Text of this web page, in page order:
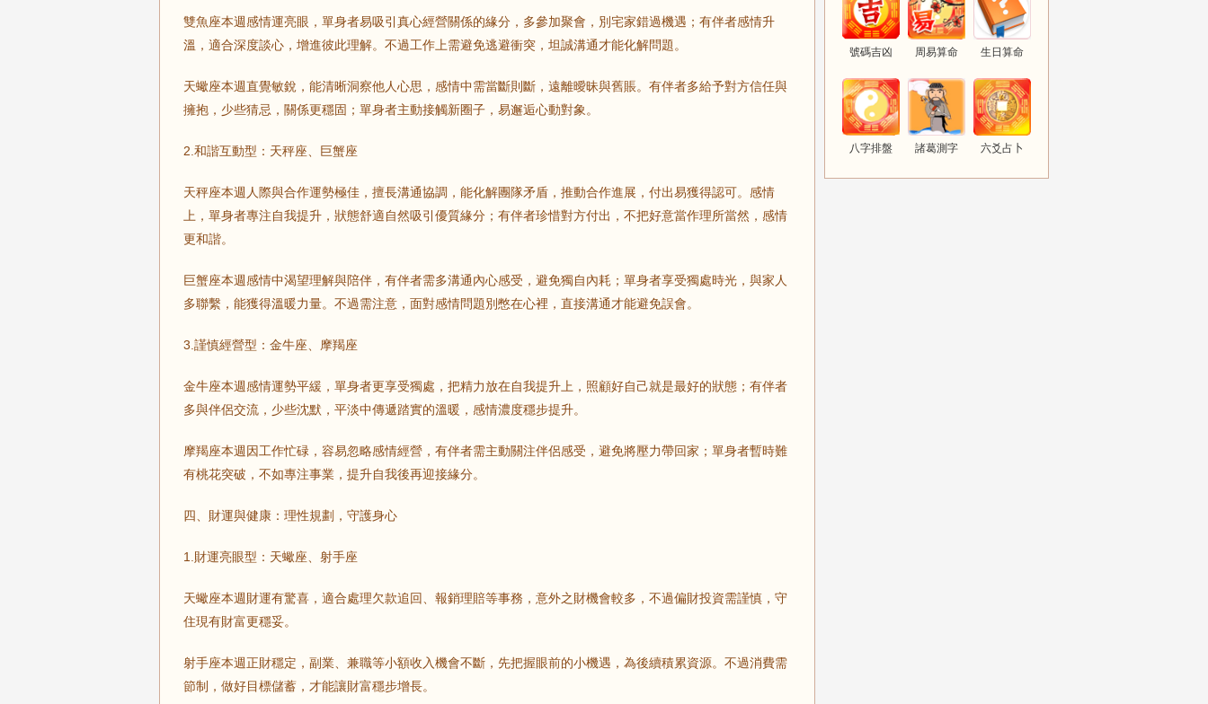
雙魚座本週感情運亮眼，單身者易吸引真心經營關係的緣分，多參加聚會，別宅家錯過機遇；有伴者感情升
溫，適合深度談心，增進彼此理解。不過工作上需避免逃避衝突，坦誠溝通才能化解問題。
天蠍座本週直覺敏銳，能清晰洞察他人心思，感情中需當斷則斷，遠離曖昧與舊賬。有伴者多給予對方信任與
擁抱，少些猜忌，關係更穩固；單身者主動接觸新圈子，易邂逅心動對象。
2.和諧互動型：天秤座、巨蟹座
天秤座本週人際與合作運勢極佳，擅長溝通協調，能化解團隊矛盾，推動合作進展，付出易獲得認可。感情
上，單身者專注自我提升，狀態舒適自然吸引優質緣分；有伴者珍惜對方付出，不把好意當作理所當然，感情
更和諧。
巨蟹座本週感情中渴望理解與陪伴，有伴者需多溝通內心感受，避免獨自內耗；單身者享受獨處時光，與家人
多聯繫，能獲得溫暖力量。不過需注意，面對感情問題別憋在心裡，直接溝通才能避免誤會。
3.謹慎經營型：金牛座、摩羯座
金牛座本週感情運勢平緩，單身者更享受獨處，把精力放在自我提升上，照顧好自己就是最好的狀態；有伴者
多與伴侶交流，少些沈默，平淡中傳遞踏實的溫暖，感情濃度穩步提升。
摩羯座本週因工作忙碌，容易忽略感情經營，有伴者需主動關注伴侶感受，避免將壓力帶回家；單身者暫時難
有桃花突破，不如專注事業，提升自我後再迎接緣分。
四、財運與健康：理性規劃，守護身心
1.財運亮眼型：天蠍座、射手座
天蠍座本週財運有驚喜，適合處理欠款追回、報銷理賠等事務，意外之財機會較多，不過偏財投資需謹慎，守
住現有財富更穩妥。
射手座本週正財穩定，副業、兼職等小額收入機會不斷，先把握眼前的小機遇，為後續積累資源。不過消費需
節制，做好目標儲蓄，才能讓財富穩步增長。
號碼吉凶 周易算命 生日算命
八字排盤 諸葛測字 六爻占卜